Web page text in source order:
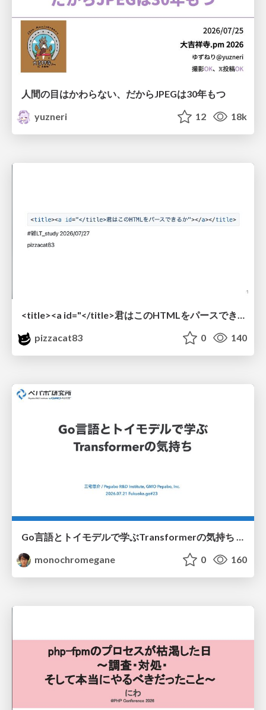
人間の目はかわらない、だからJPEGは30年もつ
yuzneri
12 18k
<title><a id="</title>君はこのHTMLをパースできるか"></a></title> #雑LT_study
pizzacat83
0 140
monochromegane
0 160